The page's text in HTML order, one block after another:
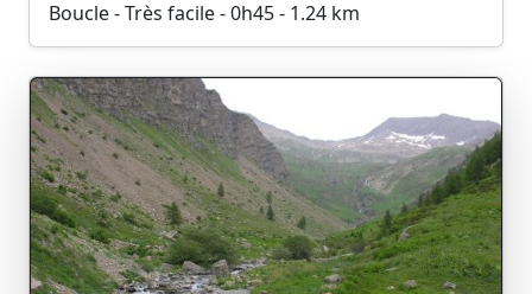
Boucle - Très facile - 0h45 - 1.24 km